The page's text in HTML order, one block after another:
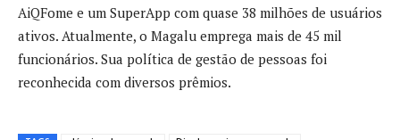
AiQFome e um SuperApp com quase 38 milhões de usuários
ativos. Atualmente, o Magalu emprega mais de 45 mil
funcionários. Sua política de gestão de pessoas foi
reconhecida com diversos prêmios.